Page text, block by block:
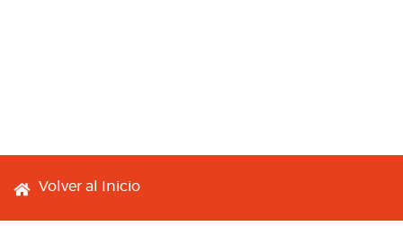
Footer menu
Volver al Inicio